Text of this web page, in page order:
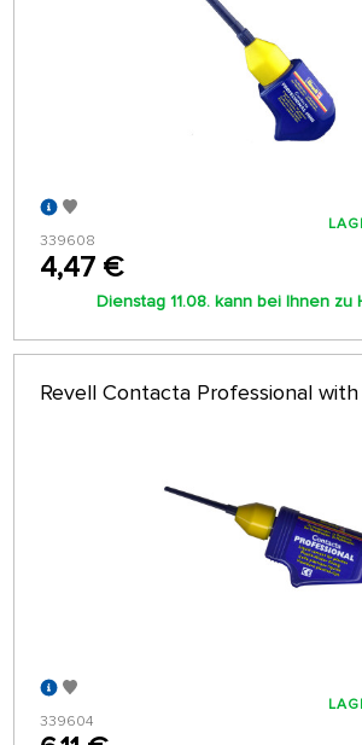
339608
4,47 €
Dienstag 11.08. kann bei Ihnen zu
Revell Contacta Professional
339604